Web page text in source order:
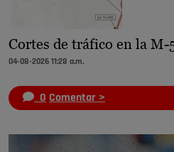
Cortes de tráfico en la M-
04-08-2026 11:28 a.m.
0 Comentar >